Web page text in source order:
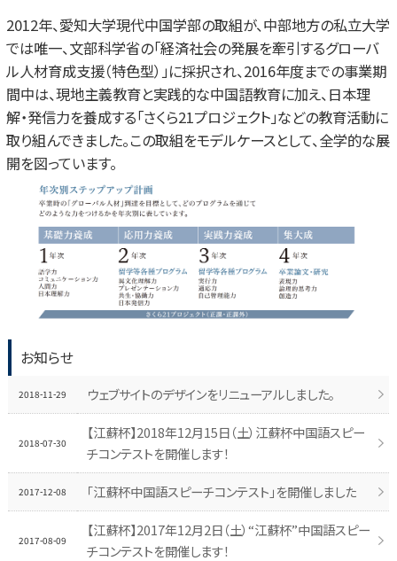
2012年、愛知大学現代中国学部の取組が、中部地方の私立大学
では唯一、文部科学省の「経済社会の発展を牽引するグローバ
ル人材育成支援（特色型）」に採択され、2016年度までの事業期
間中は、現地主義教育と実践的な中国語教育に加え、日本理
解・発信力を養成する「さくら21プロジェクト」などの教育活動に
取り組んできました。この取組をモデルケースとして、全学的な展
開を図っています。
お知らせ
2018-11-29 ウェブサイトのデザインをリニューアルしました。
2018-07-30
【江蘇杯】2018年12月15日（土）江蘇杯中国語スピー
チコンテストを開催します！
2017-12-08 「江蘇杯中国語スピーチコンテスト」を開催しました
2017-08-09
【江蘇杯】2017年12月2日（土）“江蘇杯”中国語スピー
チコンテストを開催します！